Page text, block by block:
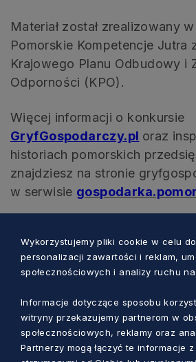
Materiał został zrealizowany
Pomorskie Kompetencje Jutra
Krajowego Planu Odbudowy i
Odporności (KPO).
Więcej informacji o konkursie
GryfGospodarczy.pl oraz
historiach pomorskich
znajdziesz na stronie
w serwisie
Wykorzystujemy pliki cookie w celu
personalizacji zawartości i reklam,
społecznościowych i analizy ruchu na
Informacje dotyczące sposobu
witryny przekazujemy partnerom w
społecznościowych, reklamy oraz
Partnerzy mogą łączyć te informacje